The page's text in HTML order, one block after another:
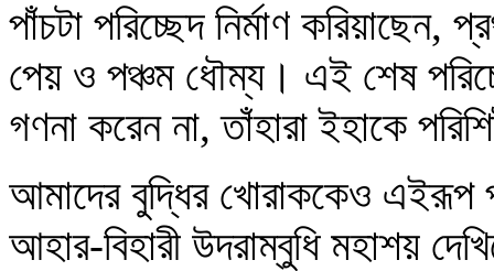
পাঁচটা পরিচ্ছেদ নির্মাণ
পেয় ও পঞ্চম ধৌম্য। এই শেষ
গণনা করেন না, তাঁহারা ইহাকে
আমাদের বুদ্ধির খোরাককেও এইরূপ
আহার-বিহারী উদরাম্বুধি মহাশয়